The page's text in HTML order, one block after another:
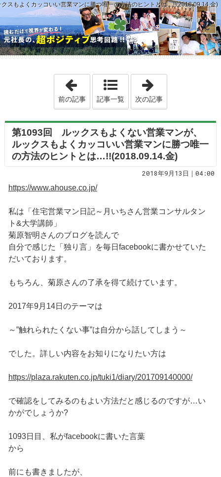
スもよくカッコいい営業マンに勝つ唯一の方法のヒントとは…!!(2018.09.14.金)
「第1092回 「成人した責任ある大人
前の記事 記事一覧 次の記事
第1093回 ルックスもよくない営業マンが、
ルックスもよくカッコいい営業マンに勝つ唯一
の方法のヒントとは…!!(2018.09.14.金)
2018年9月13日｜04:00
https://www.ahouse.co.jp/
私は「住宅営業マン日記～月いちさん営業コンサルタン
ト&大学講師」
菊原智明さんのブログを読んで
自分で感じた「独り言」を毎日facebookに書かせていた
だいております。
もちろん、菊原さんの了承を得て続けています。
2017年9月14日のテーマは
～”触れられたくない事”は自分から話してしまう～
でした。詳しい内容をお知りになりたい方は
https://plaza.rakuten.co.jp/tuki1/diary/201709140000/
で確認をしてみるのもよい方法だと感じるのですが…い
かがでしょうか?
1093日目、私がfacebookに書いた言葉
から
前にも書きましたが、